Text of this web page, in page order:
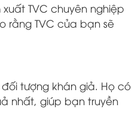
TVC chuyên nghiệp
rằng TVC của bạn sẽ
tượng khán giả. Họ có
nhất, giúp bạn truyền